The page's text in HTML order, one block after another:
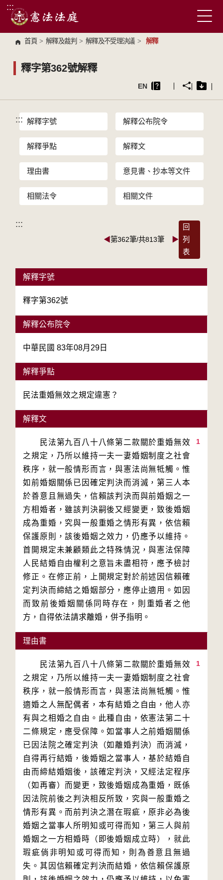
跳到主要內容區塊
:::
首頁 > 解釋及裁判 > 解釋及不受理決議 > 解釋
釋字第362號解釋
EN
::: 解釋字號 解釋公布院令
解釋爭點 解釋文
理由書 意見書、抄本等文件
相關法令 相關文件
:::
◀第362筆/共813筆 ▶
回
列
表
解釋字號
釋字第362號
解釋公布院令
中華民國 83年08月29日
解釋爭點
民法重婚無效之規定違憲？
解釋文
1
民法第九百八十八條第二款關於重婚無效
之規定，乃所以維持一夫一妻婚姻制度之社會
秩序，就一般情形而言，與憲法尚無牴觸。惟
如前婚姻關係已因確定判決而消滅，第三人本
於善意且無過失，信賴該判決而與前婚姻之一
方相婚者，雖該判決嗣後又經變更，致後婚姻
成為重婚，究與一般重婚之情形有異，依信賴
保護原則，該後婚姻之效力，仍應予以維持。
首開規定未兼顧類此之特殊情況，與憲法保障
人民結婚自由權利之意旨未盡相符，應予檢討
修正。在修正前，上開規定對於前述因信賴確
定判決而締結之婚姻部分，應停止適用。如因
而致前後婚姻關係同時存在，則重婚者之他
理由書
1
民法第九百八十八條第二款關於重婚無效
之規定，乃所以維持一夫一妻婚姻制度之社會
秩序，就一般情形而言，與憲法尚無牴觸。惟
適婚之人無配偶者，本有結婚之自由，他人亦
有與之相婚之自由。此種自由，依憲法第二十
二條規定，應受保障。如當事人之前婚姻關係
已因法院之確定判決（如離婚判決）而消滅，
自得再行結婚，後婚姻之當事人，基於結婚自
由而締結婚姻後，該確定判決，又經法定程序
（如再審）而變更，致後婚姻成為重婚，既係
因法院前後之判決相反所致，究與一般重婚之
情形有異。而前判決之潛在瑕疵，原非必為後
婚姻之當事人所明知或可得而知，第三人與前
婚姻之一方相婚時（即後婚姻成立時），就此
瑕疵倘非明知或可得而知，則為善意且無過
失。其因信賴確定判決而結婚，依信賴保護原